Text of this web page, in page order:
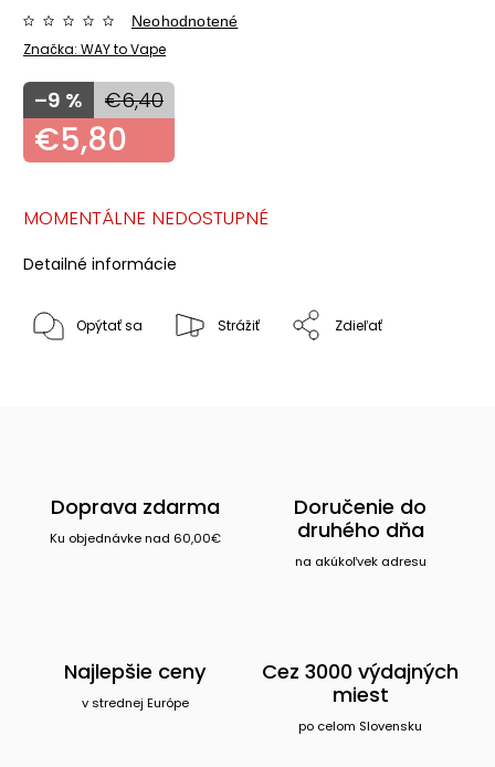
Značka: WAY to Vape
Neohodnotené
€6,40
–9 %
€5,80
MOMENTÁLNE NEDOSTUPNÉ
Detailné informácie
Opýtať sa Strážiť Zdieľať
Doprava zdarma
Ku objednávke nad 60,00€
Doručenie do
druhého dňa
na akúkoľvek adresu
Najlepšie ceny
v strednej Európe
Cez 3000 výdajných
miest
po celom Slovensku